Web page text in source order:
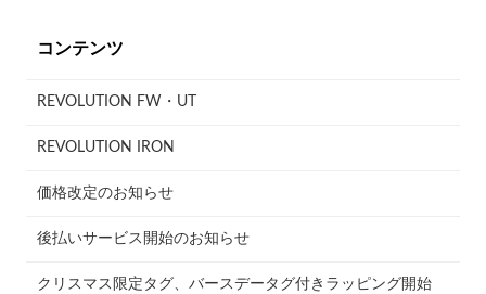
コンテンツ
REVOLUTION FW・UT
REVOLUTION IRON
価格改定のお知らせ
後払いサービス開始のお知らせ
クリスマス限定タグ、バースデータグ付きラッピング開始